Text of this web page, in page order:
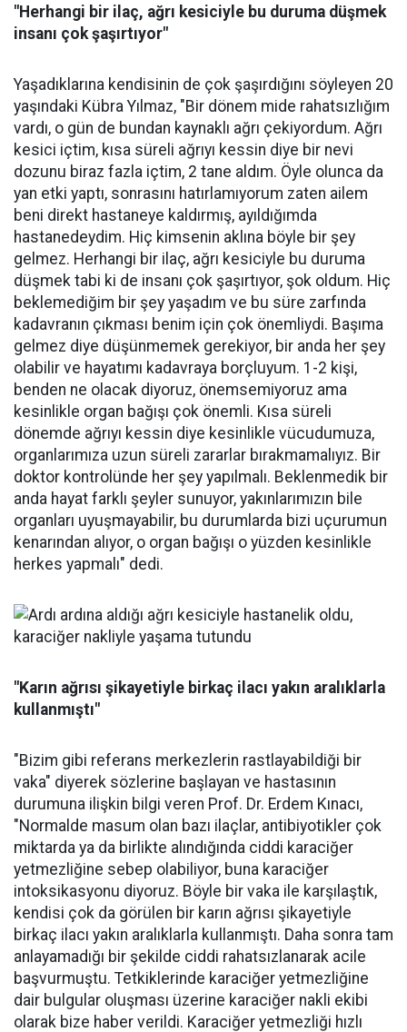
"Herhangi bir ilaç, ağrı kesiciyle bu duruma düşmek
insanı çok şaşırtıyor"
Yaşadıklarına kendisinin de çok şaşırdığını söyleyen 20
yaşındaki Kübra Yılmaz, "Bir dönem mide rahatsızlığım
vardı, o gün de bundan kaynaklı ağrı çekiyordum. Ağrı
kesici içtim, kısa süreli ağrıyı kessin diye bir nevi
dozunu biraz fazla içtim, 2 tane aldım. Öyle olunca da
yan etki yaptı, sonrasını hatırlamıyorum zaten ailem
beni direkt hastaneye kaldırmış, ayıldığımda
hastanedeydim. Hiç kimsenin aklına böyle bir şey
gelmez. Herhangi bir ilaç, ağrı kesiciyle bu duruma
düşmek tabi ki de insanı çok şaşırtıyor, şok oldum. Hiç
beklemediğim bir şey yaşadım ve bu süre zarfında
kadavranın çıkması benim için çok önemliydi. Başıma
gelmez diye düşünmemek gerekiyor, bir anda her şey
olabilir ve hayatımı kadavraya borçluyum. 1-2 kişi,
benden ne olacak diyoruz, önemsemiyoruz ama
kesinlikle organ bağışı çok önemli. Kısa süreli
dönemde ağrıyı kessin diye kesinlikle vücudumuza,
organlarımıza uzun süreli zararlar bırakmamalıyız. Bir
doktor kontrolünde her şey yapılmalı. Beklenmedik bir
anda hayat farklı şeyler sunuyor, yakınlarımızın bile
organları uyuşmayabilir, bu durumlarda bizi uçurumun
kenarından alıyor, o organ bağışı o yüzden kesinlikle
herkes yapmalı" dedi.
"Karın ağrısı şikayetiyle birkaç ilacı yakın aralıklarla
kullanmıştı"
"Bizim gibi referans merkezlerin rastlayabildiği bir
vaka" diyerek sözlerine başlayan ve hastasının
durumuna ilişkin bilgi veren Prof. Dr. Erdem Kınacı,
"Normalde masum olan bazı ilaçlar, antibiyotikler çok
miktarda ya da birlikte alındığında ciddi karaciğer
yetmezliğine sebep olabiliyor, buna karaciğer
intoksikasyonu diyoruz. Böyle bir vaka ile karşılaştık,
kendisi çok da görülen bir karın ağrısı şikayetiyle
birkaç ilacı yakın aralıklarla kullanmıştı. Daha sonra tam
anlayamadığı bir şekilde ciddi rahatsızlanarak acile
başvurmuştu. Tetkiklerinde karaciğer yetmezliğine
dair bulgular oluşması üzerine karaciğer nakli ekibi
olarak bize haber verildi. Karaciğer yetmezliği hızlı